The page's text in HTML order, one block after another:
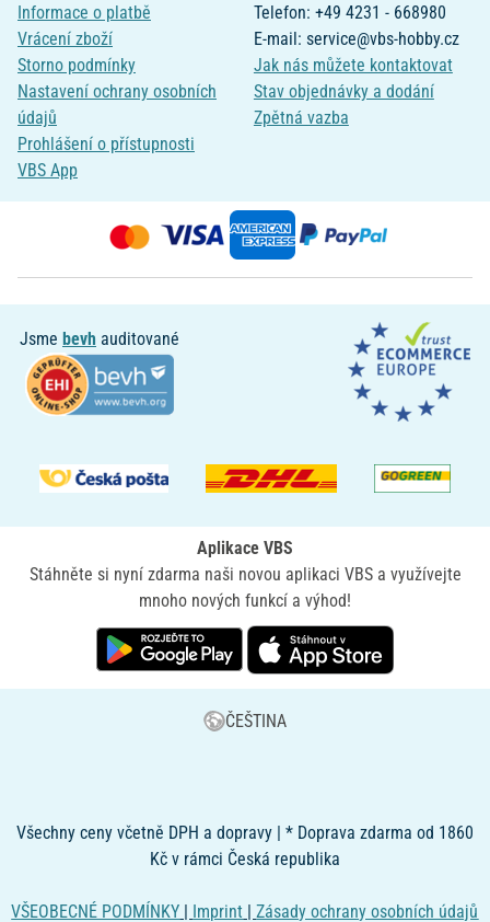
Informace o platbě
Vrácení zboží
Storno podmínky
Nastavení ochrany osobních
údajů
Prohlášení o přístupnosti
VBS App
Telefon: +49 4231 - 668980
E-mail: service@vbs-hobby.cz
Jak nás můžete kontaktovat
Stav objednávky a dodání
Zpětná vazba
Jsme bevh auditované
Aplikace VBS
Stáhněte si nyní zdarma naši novou aplikaci VBS a využívejte
mnoho nových funkcí a výhod!
ČEŠTINA
Všechny ceny včetně DPH a dopravy | * Doprava zdarma od 1860
Kč v rámci Česká republika
VŠEOBECNÉ PODMÍNKY Imprint |Zásady ochrany osobních údajů